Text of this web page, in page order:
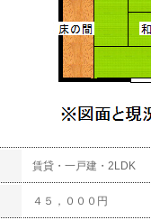
賃貸・一戸建・2LDK
４５，０００円